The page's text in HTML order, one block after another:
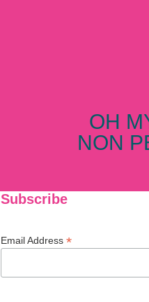
OH
NON
Subscribe
Email Address*